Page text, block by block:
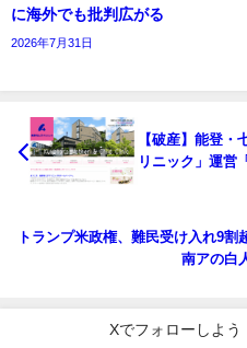
に海外でも批判広がる
2026年7月31日
【破産】能登・
リニック」運営
トランプ米政権、難民受け入れ9
南アの白
Xでフォローしよう